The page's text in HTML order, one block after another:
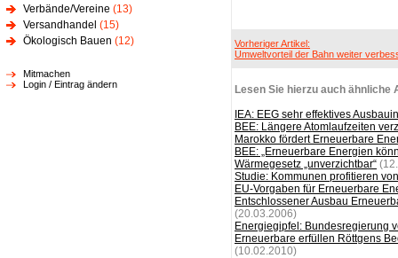
Verbände/Vereine (13)
Versandhandel (15)
Ökologisch Bauen (12)
Mitmachen
Login / Eintrag ändern
Vorheriger Artikel:
Umweltvorteil der Bahn weiter
Lesen Sie hierzu auch ähnliche
IEA: EEG sehr effektives
BEE: Längere Atomlaufzeiten
Marokko fördert Erneuerbare
BEE: „Erneuerbare Energien
Wärmegesetz „unverzichtbar“
Studie: Kommunen profitieren
EU-Vorgaben für Erneuerbare
Entschlossener Ausbau
(20.03.2006)
Energiegipfel: Bundesregierung
Erneuerbare erfüllen Röttgens
(10.02.2010)